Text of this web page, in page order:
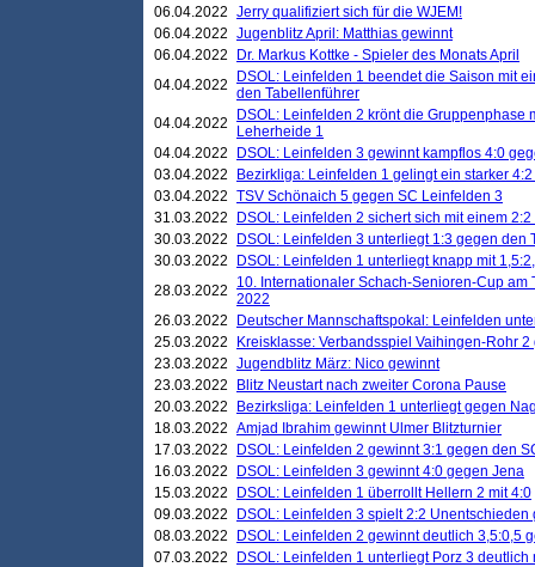
06.04.2022 Jerry qualifiziert sich für die WJEM!
06.04.2022 Jugenblitz April: Matthias gewinnt
06.04.2022
Dr. Markus Kottke - Spieler des Monats April
04.04.2022
DSOL: Leinfelden 1 beendet die Saison mit
den Tabellenführer
04.04.2022
DSOL: Leinfelden 2 krönt die Gruppenphase
Leherheide 1
04.04.2022
DSOL: Leinfelden 3 gewinnt kampflos 4:0
03.04.2022
Bezirkliga: Leinfelden 1 gelingt ein starker
03.04.2022 TSV Schönaich 5 gegen SC Leinfelden 3
31.03.2022
DSOL: Leinfelden 2 sichert sich mit einem
30.03.2022
DSOL: Leinfelden 3 unterliegt 1:3 gegen den
30.03.2022
DSOL: Leinfelden 1 unterliegt knapp mit
28.03.2022
10. Internationaler Schach-Senioren-Cup am
2022
26.03.2022
Deutscher Mannschaftspokal: Leinfelden
25.03.2022
Kreisklasse: Verbandsspiel Vaihingen-Rohr
23.03.2022 Jugendblitz März: Nico gewinnt
23.03.2022
Blitz Neustart nach zweiter Corona Pause
20.03.2022
Bezirksliga: Leinfelden 1 unterliegt gegen
18.03.2022 Amjad Ibrahim gewinnt Ulmer Blitzturnier
17.03.2022
DSOL: Leinfelden 2 gewinnt 3:1 gegen den
16.03.2022
DSOL: Leinfelden 3 gewinnt 4:0 gegen Jena
15.03.2022
DSOL: Leinfelden 1 überrollt Hellern 2 mit 4:0
09.03.2022
DSOL: Leinfelden 3 spielt 2:2 Unentschieden
08.03.2022
DSOL: Leinfelden 2 gewinnt deutlich 3,5:0,5
07.03.2022
DSOL: Leinfelden 1 unterliegt Porz 3 deutlich